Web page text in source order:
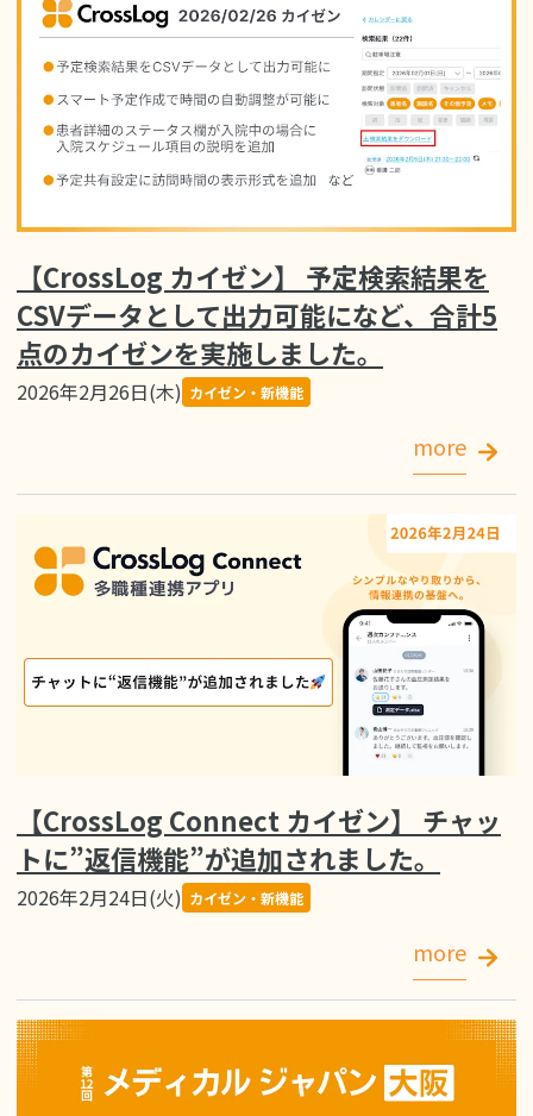
【CrossLog カイゼン】 予定検索結果を
CSVデータとして出力可能になど、合計5
点のカイゼンを実施しました。
2026年2月26日(木) カイゼン・新機能
more
【CrossLog Connect カイゼン】 チャッ
トに”返信機能”が追加されました。
2026年2月24日(火) カイゼン・新機能
more